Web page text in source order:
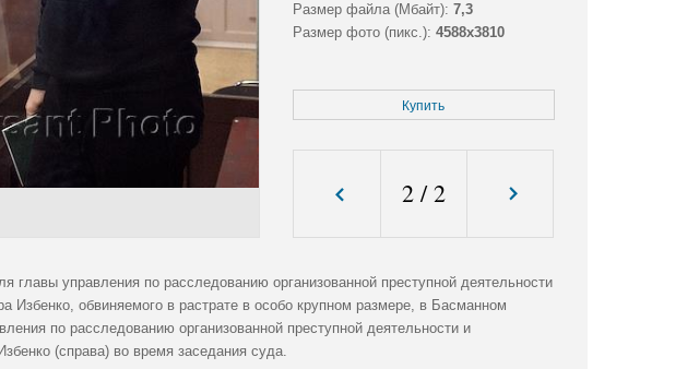
Размер файла (Мбайт): 7,3
Размер фото (пикс.): 4588x3810
Купить
2/2
главы управления по расследованию организованной преступной деятельности
обвиняемого в растрате в особо крупном размере, в Басманном
по расследованию организованной преступной деятельности и
(справа) во время заседания суда.